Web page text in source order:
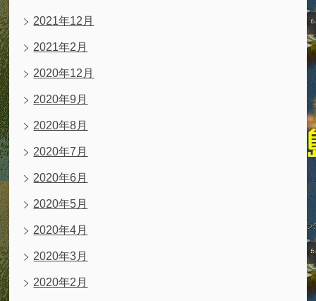
2021年12月
2021年2月
2020年12月
2020年9月
2020年8月
2020年7月
2020年6月
2020年5月
2020年4月
2020年3月
2020年2月